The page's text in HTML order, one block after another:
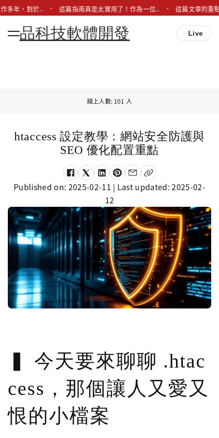
多年，對於.. 這篇指南真是太實用了！作為一位.. 這篇文章的重
品科技軟體開發 Live
線上人數: 101 人
htaccess 設定教學：網站安全防護與
SEO 優化配置重點
Published on: 2025-02-11 | Last updated:2025-02-
12
今天要來聊聊 .htac
cess，那個讓人又愛又
恨的小檔案